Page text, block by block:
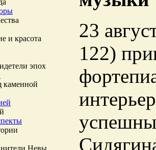
и красота
эпох
каменной
Невы
23
122)